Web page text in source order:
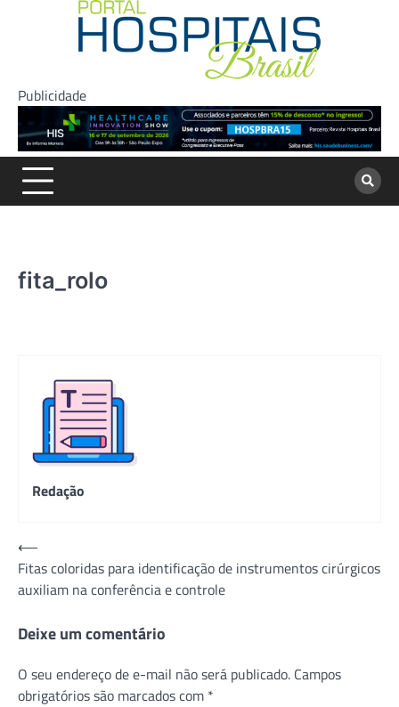
Publicidade
fita_rolo
Redação
Navegação
de
Post
⟵
Fitas coloridas para identificação de instrumentos cirúrgicos
auxiliam na conferência e controle
Deixe um comentário
O seu endereço de e-mail não será publicado. Campos
obrigatórios são marcados com *